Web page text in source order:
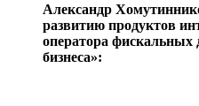
Александр
развитию продуктов
оператора фискальных
бизнеса»: